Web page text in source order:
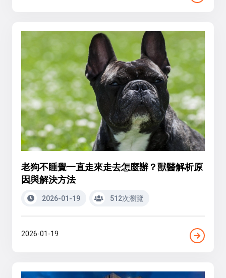
老狗不睡覺一直走來走去怎麼辦？獸醫解析原
因與解決方法
2026-01-19 512次瀏覽
2026-01-19